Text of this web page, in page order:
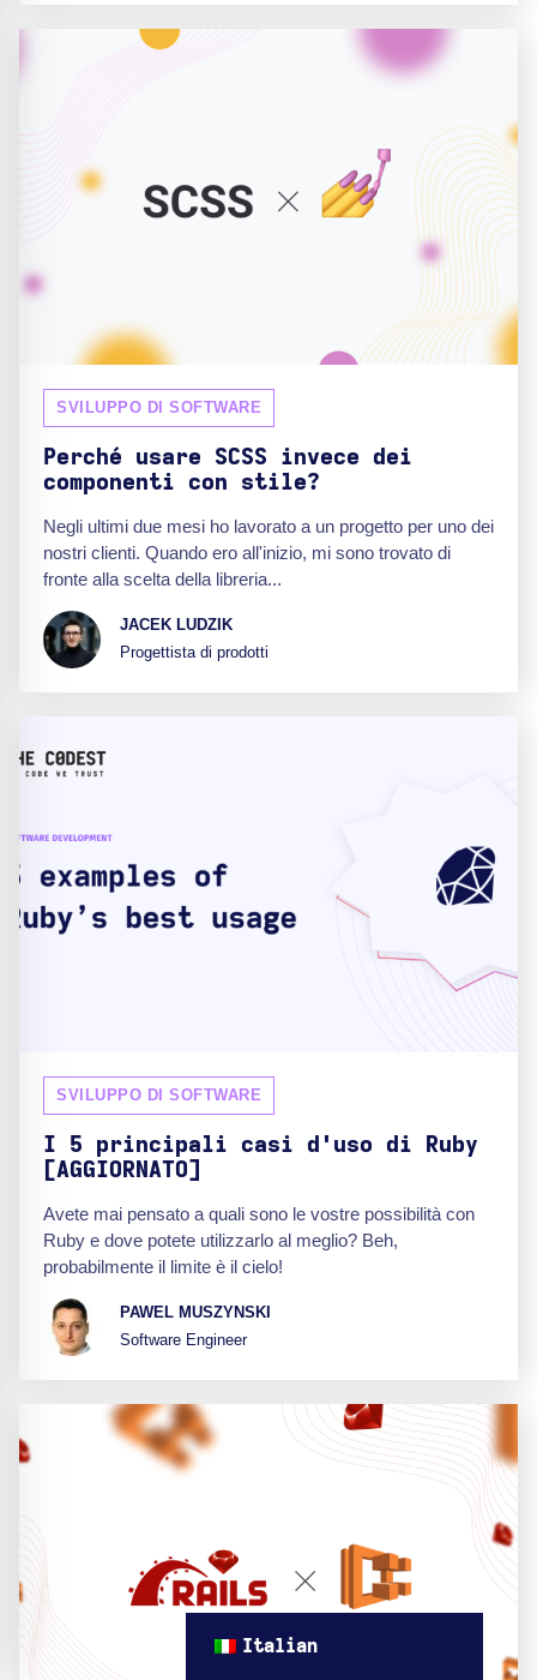
SVILUPPO DI SOFTWARE
Perché usare SCSS invece dei
componenti con stile?
Negli ultimi due mesi ho lavorato a un progetto per uno dei
nostri clienti. Quando ero all'inizio, mi sono trovato di
fronte alla scelta della libreria...
JACEK LUDZIK
Progettista di prodotti
SVILUPPO DI SOFTWARE
I 5 principali casi d'uso di Ruby
[AGGIORNATO]
Avete mai pensato a quali sono le vostre possibilità con
Ruby e dove potete utilizzarlo al meglio? Beh,
probabilmente il limite è il cielo!
PAWEL MUSZYNSKI
Software Engineer
Italian